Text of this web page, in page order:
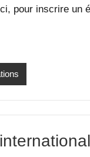
pour inscrire un